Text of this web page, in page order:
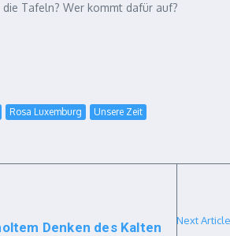
Tafeln? Wer kommt dafür auf?
Rosa Luxemburg Unsere Zeit
Denken des Kalten
Next Article